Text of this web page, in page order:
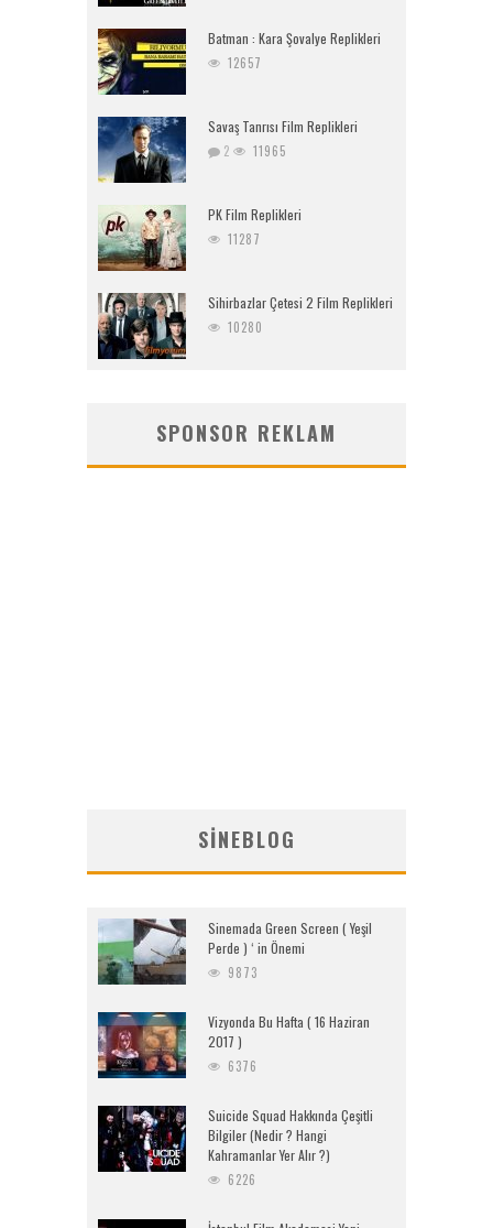
Batman : Kara Şovalye Replikleri
12657
Savaş Tanrısı Film Replikleri
2 11965
PK Film Replikleri
11287
Sihirbazlar Çetesi 2 Film Replikleri
10280
SPONSOR REKLAM
SINEBLOG
Sinemada Green Screen ( Yeşil
Perde ) ‘ in Önemi
9873
Vizyonda Bu Hafta ( 16 Haziran
2017 )
6376
Suicide Squad Hakkında Çeşitli
Bilgiler (Nedir ? Hangi
Kahramanlar Yer Alır ?)
6226